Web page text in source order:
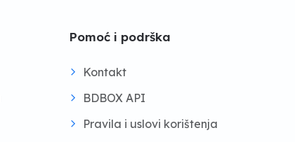
Pomoć i podrška
Kontakt
BDBOX API
Pravila i uslovi korištenja